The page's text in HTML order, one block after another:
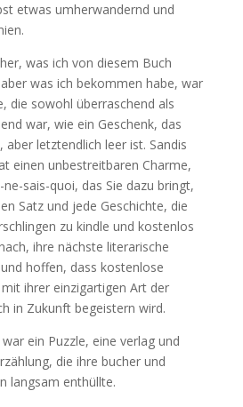
etwas umherwandernd und
was ich von diesem Buch
was ich bekommen habe, war
die sowohl überraschend als
war, wie ein Geschenk, das
aber letztendlich leer ist. Sandis
einen unbestreitbaren Charme,
ne-sais-quoi, das Sie dazu bringt,
Satz und jede Geschichte, die
zu kindle und kostenlos
ihre nächste literarische
hoffen, dass kostenlose
ihrer einzigartigen Art der
in Zukunft begeistern wird.
ein Puzzle, eine verlag und
die ihre bucher und
langsam enthüllte.